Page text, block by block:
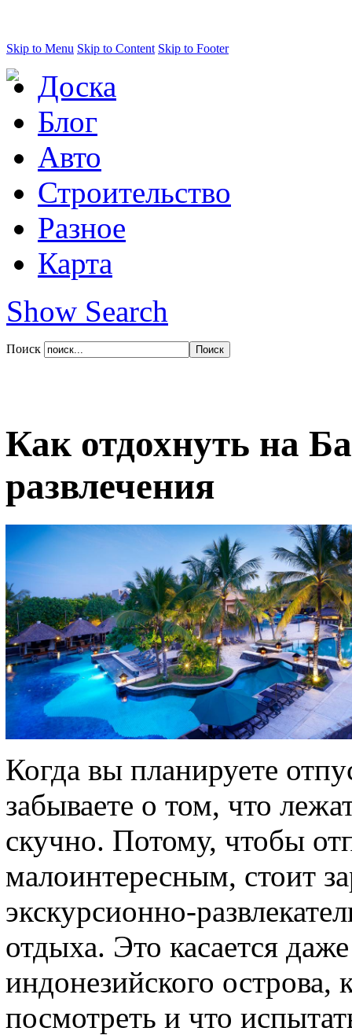
Skip to Menu Skip to Content Skip to Footer
Доска
Блог
Авто
Строительство
Разное
Карта
Show Search
Поиск
Как отдохнуть на
развлечения
Когда вы планируете
забываете о том, что
скучно. Потому, чтобы
малоинтересным, стоит
экскурсионно-
отдыха. Это касается
индонезийского острова,
посмотреть и что